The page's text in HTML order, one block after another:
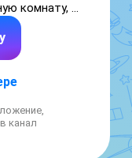
комнату,
ПВО, а
канал